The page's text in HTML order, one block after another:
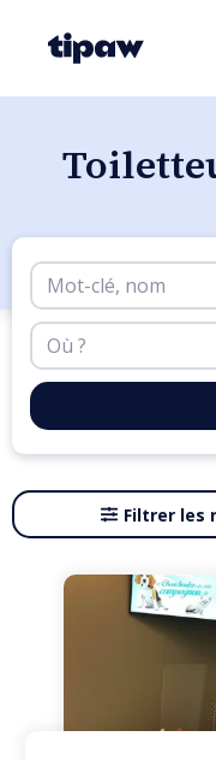
Filtrer les